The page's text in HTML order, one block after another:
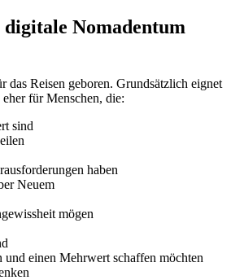
Nomadentum
das Reisen geboren. Grundsätzlich eignet
für Menschen, die:
sind
haben
Neuem
mögen
und einen Mehrwert schaffen möchten